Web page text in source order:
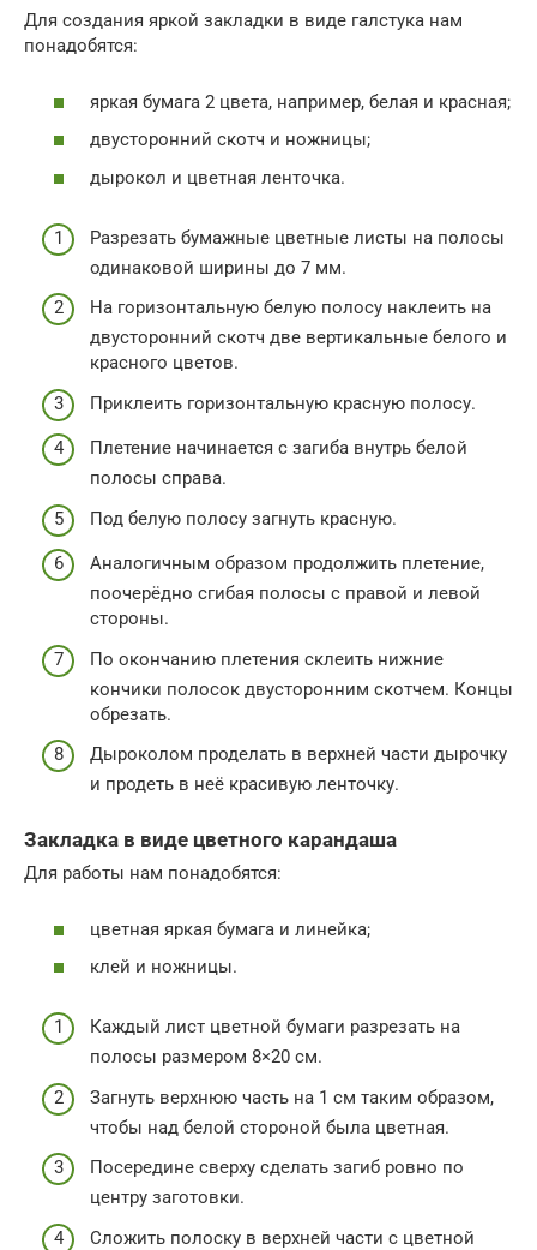
Для создания яркой закладки в виде галстука нам
понадобятся:
яркая бумага 2 цвета, например, белая и красная;
двусторонний скотч и ножницы;
дырокол и цветная ленточка.
Разрезать бумажные цветные листы на полосы
одинаковой ширины до 7 мм.
На горизонтальную белую полосу наклеить на
двусторонний скотч две вертикальные белого и
красного цветов.
Приклеить горизонтальную красную полосу.
Плетение начинается с загиба внутрь белой
полосы справа.
Под белую полосу загнуть красную.
Аналогичным образом продолжить плетение,
поочерёдно сгибая полосы с правой и левой
стороны.
По окончанию плетения склеить нижние
кончики полосок двусторонним скотчем. Концы
обрезать.
Дыроколом проделать в верхней части дырочку
и продеть в неё красивую ленточку.
Закладка в виде цветного карандаша
Для работы нам понадобятся:
цветная яркая бумага и линейка;
клей и ножницы.
Каждый лист цветной бумаги разрезать на
полосы размером 8×20 см.
Загнуть верхнюю часть на 1 см таким образом,
чтобы над белой стороной была цветная.
Посередине сверху сделать загиб ровно по
центру заготовки.
Сложить полоску в верхней части с цветной